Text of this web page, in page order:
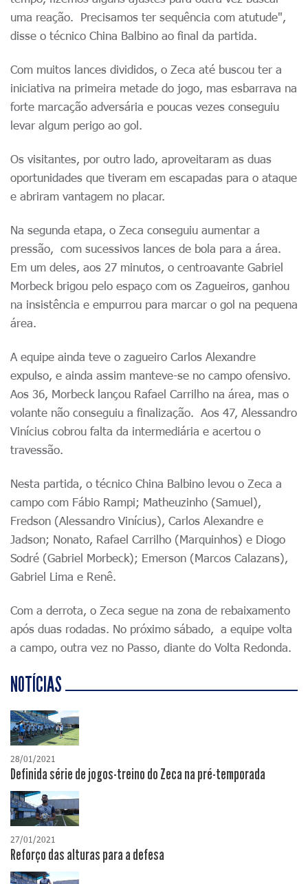
uma reação. Precisamos ter sequência com atutude",
disse o técnico China Balbino ao final da partida.
Com muitos lances divididos, o Zeca até buscou ter a
iniciativa na primeira metade do jogo, mas esbarrava na
forte marcação adversária e poucas vezes conseguiu
levar algum perigo ao gol.
Os visitantes, por outro lado, aproveitaram as duas
oportunidades que tiveram em escapadas para o ataque
e abriram vantagem no placar.
Na segunda etapa, o Zeca conseguiu aumentar a
pressão, com sucessivos lances de bola para a área.
Em um deles, aos 27 minutos, o centroavante Gabriel
Morbeck brigou pelo espaço com os Zagueiros, ganhou
na insistência e empurrou para marcar o gol na pequena
área.
A equipe ainda teve o zagueiro Carlos Alexandre
expulso, e ainda assim manteve-se no campo ofensivo.
Aos 36, Morbeck lançou Rafael Carrilho na área, mas o
volante não conseguiu a finalização. Aos 47, Alessandro
Vinícius cobrou falta da intermediária e acertou o
travessão.
Nesta partida, o técnico China Balbino levou o Zeca a
campo com Fábio Rampi; Matheuzinho (Samuel),
Fredson (Alessandro Vinícius), Carlos Alexandre e
Jadson; Nonato, Rafael Carrilho (Marquinhos) e Diogo
Sodré (Gabriel Morbeck); Emerson (Marcos Calazans),
Gabriel Lima e Renê.
Com a derrota, o Zeca segue na zona de rebaixamento
após duas rodadas. No próximo sábado, a equipe volta
a campo, outra vez no Passo, diante do Volta Redonda.
NOTÍCIAS
28/01/2021
Definida série de jogos-treino do Zeca na pré-temporada
27/01/2021
Reforço das alturas para a defesa